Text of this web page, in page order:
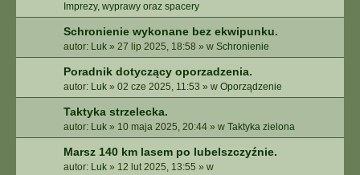
Z
W
Imprezy, wyprawy oraz spacery
Schronienie wykonane bez ekwipunku.
autor: Luk » 27 lip 2025, 18:58 » w Schronienie
Poradnik dotyczący oporzadzenia.
autor: Luk » 02 cze 2025, 11:53 » w Oporządzenie
Taktyka strzelecka.
autor: Luk » 10 maja 2025, 20:44 » w Taktyka zielona
Marsz 140 km lasem po lubelszczyźnie.
autor: Luk » 12 lut 2025, 13:55 » w